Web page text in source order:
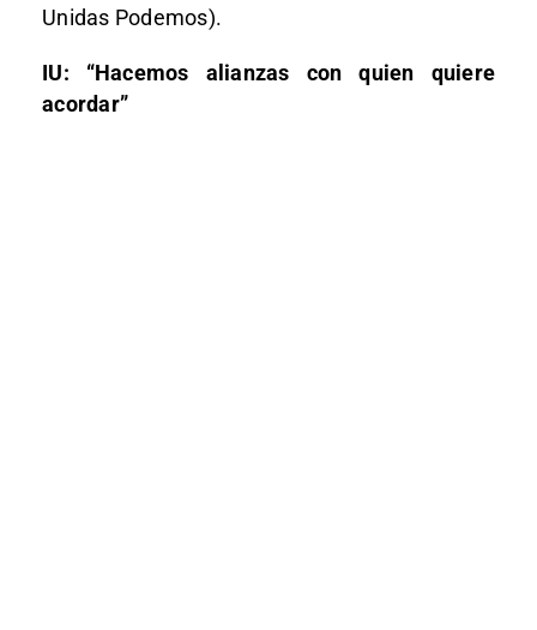
Unidas Podemos).
IU: “Hacemos alianzas con quien quiere
acordar”